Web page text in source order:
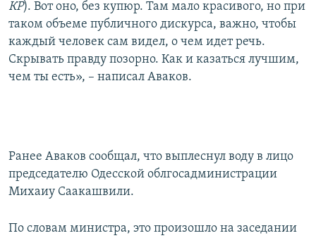
КР). Вот оно, без купюр. Там мало красивого, но при
таком объеме публичного дискурса, важно, чтобы
каждый человек сам видел, о чем идет речь.
Скрывать правду позорно. Как и казаться лучшим,
чем ты есть», – написал Аваков.
Ранее Аваков сообщал, что выплеснул воду в лицо
председателю Одесской облгосадминистрации
Михаиу Саакашвили.
По словам министра, это произошло на заседании